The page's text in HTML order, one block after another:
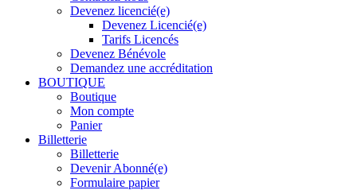
Devenez licencié(e)
Devenez Licencié(e)
Tarifs Licencés
Devenez Bénévole
Demandez une accréditation
BOUTIQUE
Boutique
Mon compte
Panier
Billetterie
Billetterie
Devenir Abonné(e)
Formulaire papier